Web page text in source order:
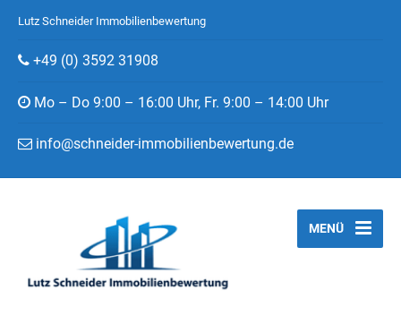
Lutz Schneider Immobilienbewertung
+49 (0) 3592 31908
Mo – Do 9:00 – 16:00 Uhr, Fr. 9:00 – 14:00 Uhr
info@schneider-immobilienbewertung.de
MENÜ